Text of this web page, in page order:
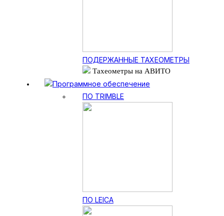
ПОДЕРЖАННЫЕ ТАХЕОМЕТРЫ
Тахеометры на АВИТО
Программное обеспечение
ПО TRIMBLE
ПО LEICA